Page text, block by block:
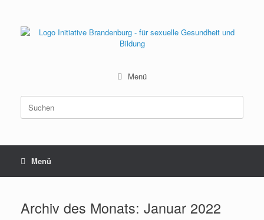
springen
Menü
Suchen
nach:
Menü
Archiv des Monats: Januar 2022